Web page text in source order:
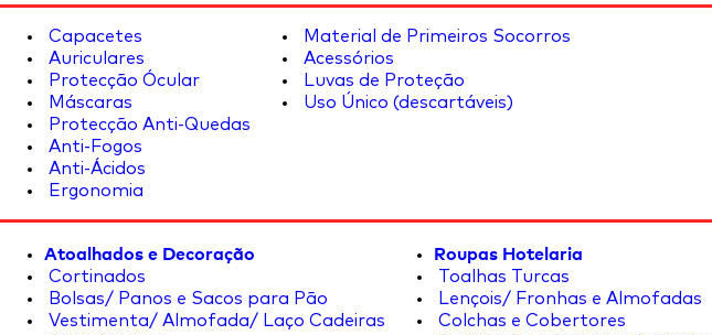
Capacetes
Auriculares
Protecção Ócular
Máscaras
Protecção Anti-Quedas
Anti-Fogos
Anti-Ácidos
Ergonomia
Material de Primeiros Socorros
Acessórios
Luvas de Proteção
Uso Único (descartáveis)
Atoalhados e Decoração
Cortinados
Bolsas/ Panos e Sacos para Pão
Vestimenta/ Almofada/ Laço Cadeiras
Roupas Hotelaria
Toalhas Turcas
Lençois/ Fronhas e Almofadas
Colchas e Cobertores